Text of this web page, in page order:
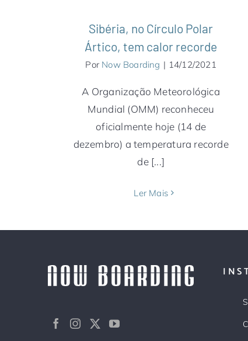
Sibéria, no Círculo Polar
Ártico, tem calor recorde
Por Now Boarding | 14/12/2021
A Organização Meteorológica
Mundial (OMM) reconheceu
oficialmente hoje (14 de
dezembro) a temperatura recorde
de [...]
Ler Mais